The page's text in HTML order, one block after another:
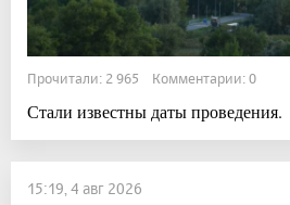
Прочитали: 2 965 Комментарии: 0
Стали известны даты проведения.
15:19, 4 авг 2026